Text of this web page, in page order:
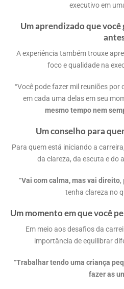
executivo em
Um aprendizado que
A experiência também trouxe
foco e qualidade na
“Você pode fazer mil reuniões
em cada uma delas em seu
mesmo tempo nem
Um conselho para
Para quem está iniciando a
da clareza, da escuta e do
“Vai com calma, mas vai direito,
tenha clareza no
Um momento em que você
Em meio aos desafios da
importância de equilibrar
“Trabalhar tendo uma criança
fazer as